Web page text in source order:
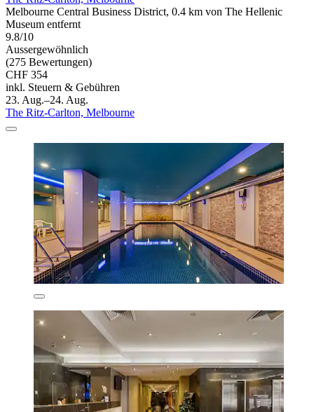
Melbourne Central Business District, 0.4 km von The Hellenic
Museum entfernt
9.8/10
Aussergewöhnlich
(275 Bewertungen)
CHF 354
inkl. Steuern & Gebühren
23. Aug.–24. Aug.
The Ritz-Carlton, Melbourne